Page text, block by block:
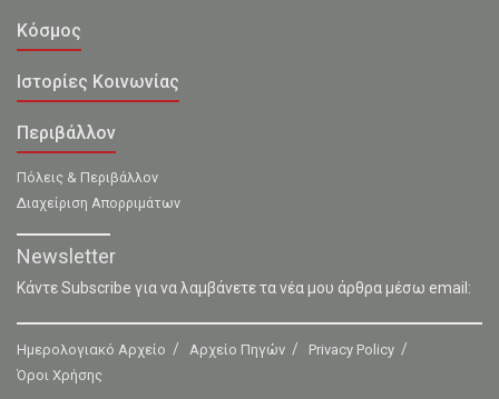
Κόσμος
Ιστορίες Κοινωνίας
Περιβάλλον
Πόλεις & Περιβάλλον
Διαχείριση Απορριμάτων
Newsletter
Κάντε Subscribe για να λαμβάνετε τα νέα μου άρθρα μέσω email:
Ημερολογιακό Αρχείο Αρχείο Πηγών
Privacy Policy
Όροι Χρήσης